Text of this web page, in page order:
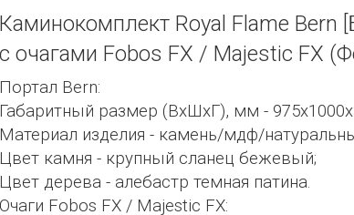
Каминокомплект Royal Flame Bern
с очагами Fobos FX / Majestic FX
Портал Bern:
Габаритный размер (ВхШхГ), мм -
Материал изделия - камень/мдф/
Цвет камня - крупный сланец бежевый;
Цвет дерева - алебастр темная патина.
Очаги Fobos FX / Majestic FX: